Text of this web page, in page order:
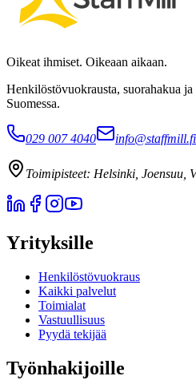
Oikeat ihmiset. Oikeaan aikaan.
Henkilöstövuokrausta, suorahakua
Suomessa.
029 007 4040 info@staffmill.fi
Toimipisteet: Helsinki, Joensuu,
Yrityksille
Henkilöstövuokraus
Kaikki palvelut
Toimialat
Vastuullisuus
Pyydä tekijää
Työnhakijoille